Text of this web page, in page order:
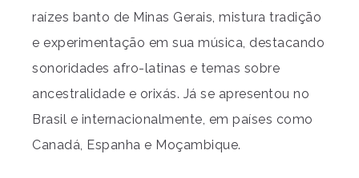
raízes banto de Minas Gerais, mistura tradição
e experimentação em sua música, destacando
sonoridades afro-latinas e temas sobre
ancestralidade e orixás. Já se apresentou no
Brasil e internacionalmente, em países como
Canadá, Espanha e Moçambique.